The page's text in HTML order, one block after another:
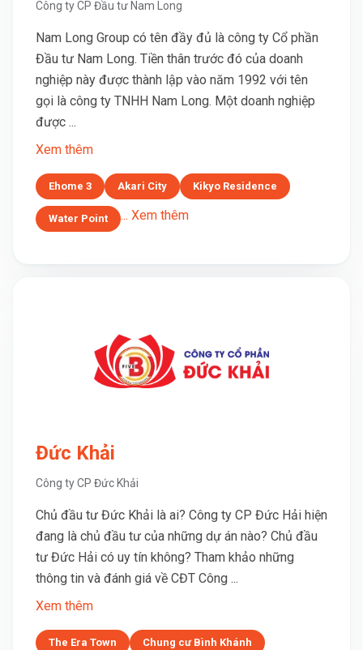
Công ty CP Đầu tư Nam Long
Nam Long Group có tên đầy đủ là công ty Cổ phần
Đầu tư Nam Long. Tiền thân trước đó của doanh
nghiệp này được thành lập vào năm 1992 với tên
gọi là công ty TNHH Nam Long. Một doanh nghiệp
được ...
Xem thêm
Ehome 3 Akari City Kikyo Residence
Water Point ... Xem thêm
Đức Khải
Công ty CP Đức Khải
Chủ đầu tư Đức Khải là ai? Công ty CP Đức Hải hiện
đang là chủ đầu tư của những dự án nào? Chủ đầu
tư Đức Hải có uy tín không? Tham khảo những
thông tin và đánh giá về CĐT Công ...
Xem thêm
The Era Town Chung cư Bình Khánh